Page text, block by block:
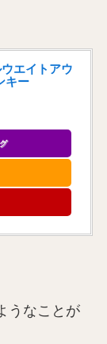
エイトアウ
キー
うなことが